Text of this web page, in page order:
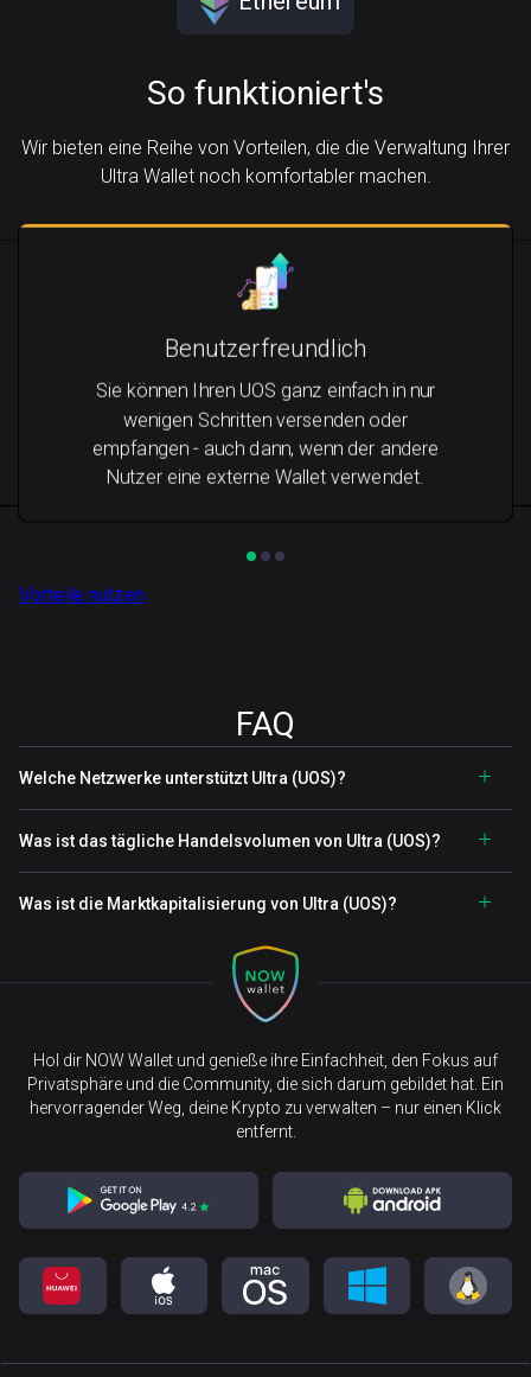
So funktioniert's
Wir bieten eine Reihe von Vorteilen, die die Verwaltung Ihrer
Ultra Wallet noch komfortabler machen.
Benutzerfreundlich
Sie können Ihren UOS ganz einfach in nur
wenigen Schritten versenden oder
empfangen - auch dann, wenn der andere
Nutzer eine externe Wallet verwendet.
Vorteile nutzen
FAQ
Welche Netzwerke unterstützt Ultra (UOS)?
Was ist das tägliche Handelsvolumen von Ultra (UOS)?
Was ist die Marktkapitalisierung von Ultra (UOS)?
Hol dir NOW Wallet und genieße ihre Einfachheit, den Fokus auf
Privatsphäre und die Community, die sich darum gebildet hat. Ein
hervorragender Weg, deine Krypto zu verwalten – nur einen Klick
entfernt.